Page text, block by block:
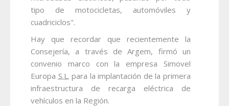
tipo de motocicletas, automóviles y
cuadriciclos".
Hay que recordar que recientemente la
Consejería, a través de Argem, firmó un
convenio marco con la empresa Simovel
Europa S.L. para la implantación de la primera
infraestructura de recarga eléctrica de
vehículos en la Región.